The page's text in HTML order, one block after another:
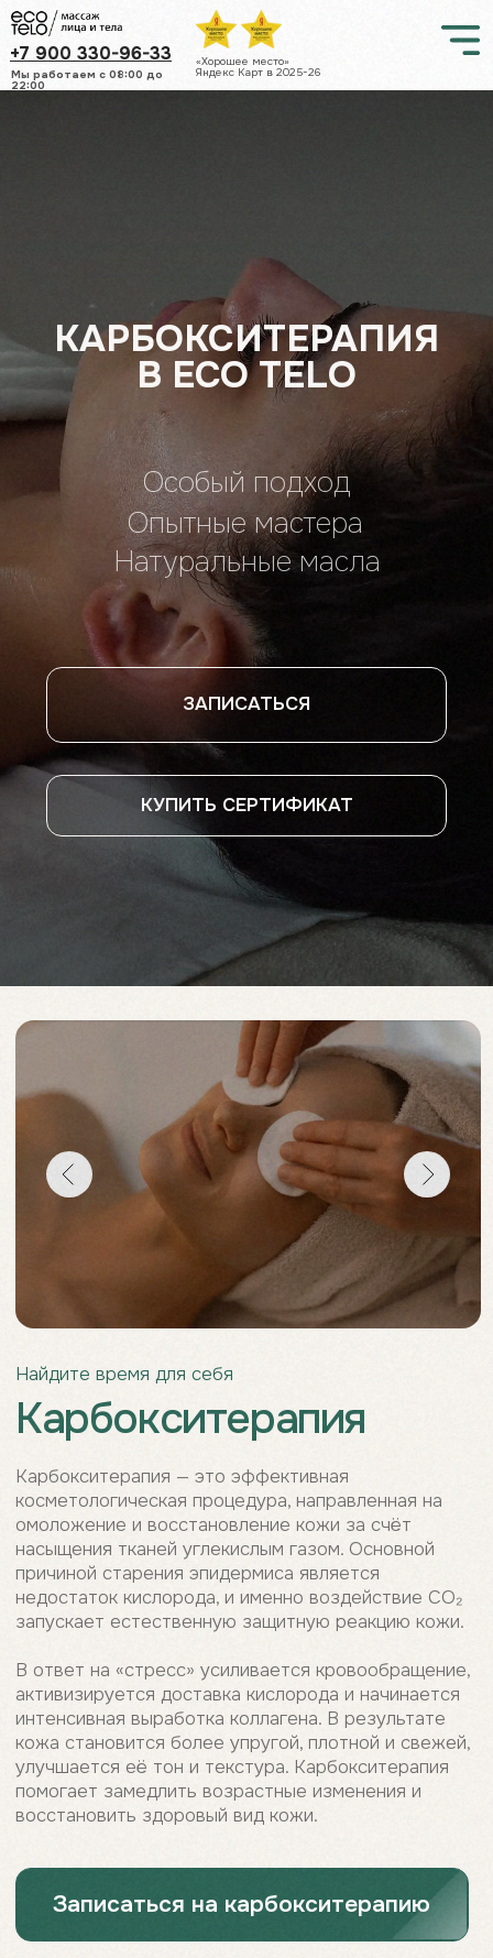
Мы работаем c 08:00 до
22:00
+7 900 330-96-33 «Хорошее место»
Яндекс Карт в 2025-26
В ECO TELO
Особый подход
Натуральные масла
Опытные мастера
ЗАПИСАТЬСЯ
КУПИТЬ СЕРТИФИКАТ
Карбокситерапия
косметологическая процедура, направленная на
омоложение и восстановление кожи за счёт
насыщения тканей углекислым газом. Основной
причиной старения эпидермиса является
недостаток кислорода, и именно воздействие CO₂
запускает естественную защитную реакцию кожи.
В ответ на «стресс» усиливается кровообращение,
активизируется доставка кислорода и начинается
интенсивная выработка коллагена. В результате
кожа становится более упругой, плотной и свежей,
улучшается её тон и текстура. Карбокситерапия
помогает замедлить возрастные изменения и
восстановить здоровый вид кожи.